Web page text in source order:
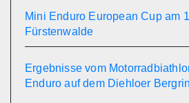
Mini Enduro European Cup am
Fürstenwalde
Ergebnisse vom
Enduro auf dem Diehloer